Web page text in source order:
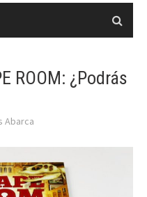
ROOM: ¿Podrás
Abarca